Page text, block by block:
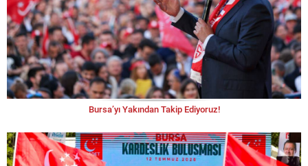
Bursa’yı Yakından Takip Ediyoruz!